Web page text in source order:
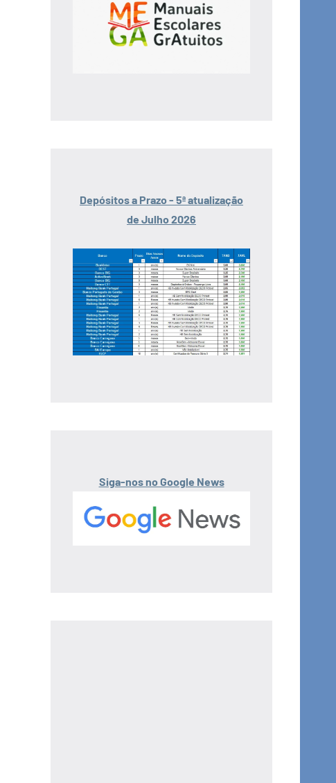
Depósitos a Prazo - 5ª atualização
de Julho 2026
Siga-nos no Google News